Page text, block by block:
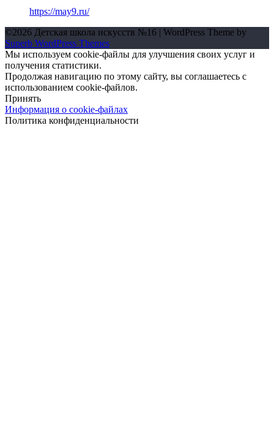
https://may9.ru/
©2026 Детская школа искусств №16 | WordPress Theme by
Superb WordPress Themes
Мы используем cookie-файлы для улучшения своих услуг и
получения статистики.
Продолжая навигацию по этому сайту, вы соглашаетесь с
использованием cookie-файлов.
Принять
Информация о cookie-файлах
Политика конфиденциальности